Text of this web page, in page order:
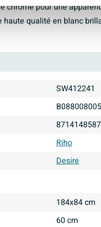
chromé pour une
haute qualité en blanc
SW412241
B088008005
Riho
Desire
184x84 cm
60 cm